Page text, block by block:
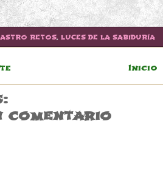
ASTRO RETOS, LUCES DE LA SABIDURÍA
Inicio
comentario